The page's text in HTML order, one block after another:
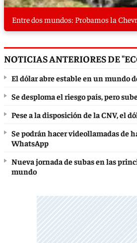
Entre dos mundos: Probamos la
NOTICIAS ANTERIORES DE
El dólar abre estable en un mundo
Se desploma el riesgo país, pero
Pese a la disposición de la CNV, el
Se podrán hacer videollamadas de
WhatsApp
Nueva jornada de subas en las
mundo